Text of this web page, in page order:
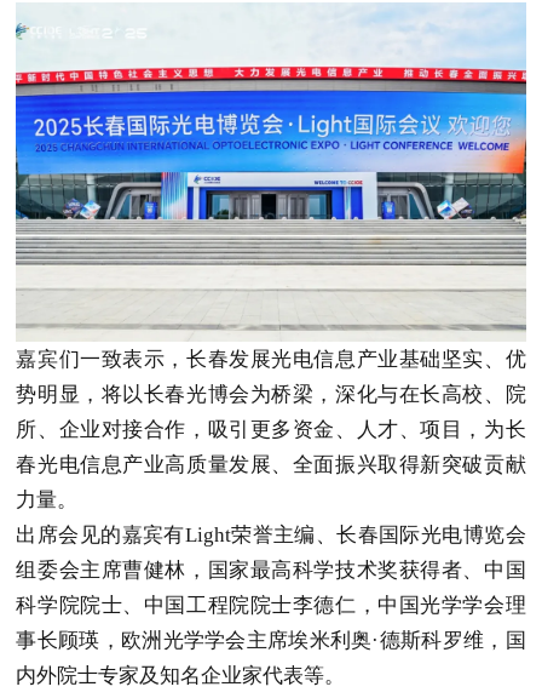
嘉宾们一致表示，长春发展光电信息产业基础坚实、优
势明显，将以长春光博会为桥梁，深化与在长高校、院
所、企业对接合作，吸引更多资金、人才、项目，为长
春光电信息产业高质量发展、全面振兴取得新突破贡献
力量。
出席会见的嘉宾有Light荣誉主编、长春国际光电博览会
组委会主席曹健林，国家最高科学技术奖获得者、中国
科学院院士、中国工程院院士李德仁，中国光学学会理
事长顾瑛，欧洲光学学会主席埃米利奥·德斯科罗维，国
内外院士专家及知名企业家代表等。